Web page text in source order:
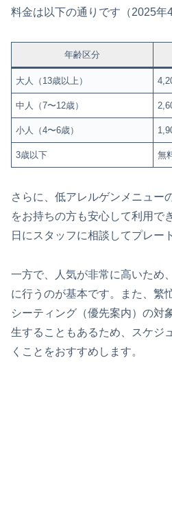
料金は以下の通りです（2025年4
年齢区分
大人（13歳以上）
中人（7〜12歳）
小人（4〜6歳）
3歳以下 無
さらに、低アレルゲンメニュー
をお持ちの方も安心して利用で
日にスタッフに相談してプレー
一方で、人気が非常に高いため
に行うのが基本です。また、繁
シーティング（優先案内）の対
生することもあるため、スケジ
くことをおすすめします。